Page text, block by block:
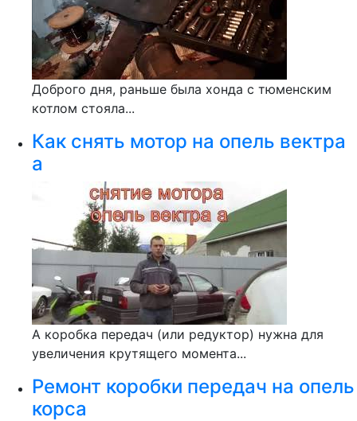
Доброго дня, раньше была хонда с тюменским
котлом стояла...
Как снять мотор на опель вектра
а
А коробка передач (или редуктор) нужна для
увеличения крутящего момента...
Ремонт коробки передач на опель
корса